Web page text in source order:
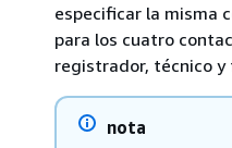
especificar la misma
para los cuatro
registrador, técnico
nota